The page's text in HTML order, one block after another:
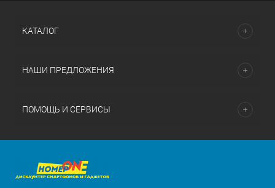
КАТАЛОГ
НАШИ ПРЕДЛОЖЕНИЯ
ПОМОЩЬ И СЕРВИСЫ